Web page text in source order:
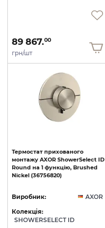
89 867.00
грн/шт
Термостат прихованого
монтажу AXOR ShowerSelect ID
Round на 1 функцію, Brushed
Nickel (36756820)
Виробник:
AXOR
Колекція:
SHOWERSELECT ID